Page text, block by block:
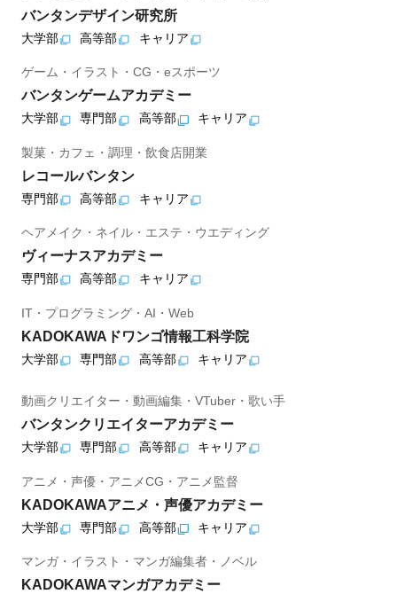
バンタンデザイン研究所
大学部 高等部 キャリア
ゲーム・イラスト・CG・eスポーツ
バンタンゲームアカデミー
大学部 専門部 高等部 キャリア
製菓・カフェ・調理・飲食店開業
レコールバンタン
専門部 高等部 キャリア
ヘアメイク・ネイル・エステ・ウエディング
ヴィーナスアカデミー
専門部 高等部 キャリア
IT・プログラミング・AI・Web
KADOKAWAドワンゴ情報工科学院
大学部 専門部 高等部 キャリア
動画クリエイター・動画編集・VTuber・歌い手
バンタンクリエイターアカデミー
大学部 専門部 高等部 キャリア
アニメ・声優・アニメCG・アニメ監督
KADOKAWAアニメ・声優アカデミー
大学部 専門部 高等部 キャリア
マンガ・イラスト・マンガ編集者・ノベル
KADOKAWAマンガアカデミー